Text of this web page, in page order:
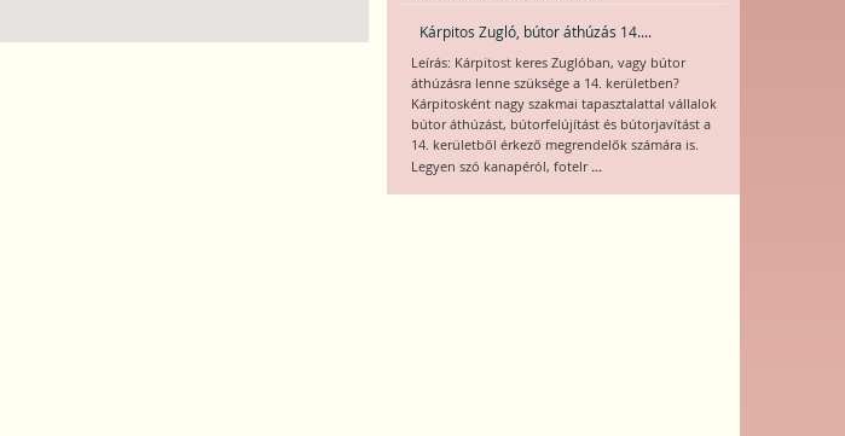
Kárpitos Zugló, bútor áthúzás 14....
Leírás: Kárpitost keres Zuglóban, vagy bútor
áthúzásra lenne szüksége a 14. kerületben?
Kárpitosként nagy szakmai tapasztalattal vállalok
bútor áthúzást, bútorfelújítást és bútorjavítást a
14. kerületből érkező megrendelők számára is.
Legyen szó kanapéról, fotelr...